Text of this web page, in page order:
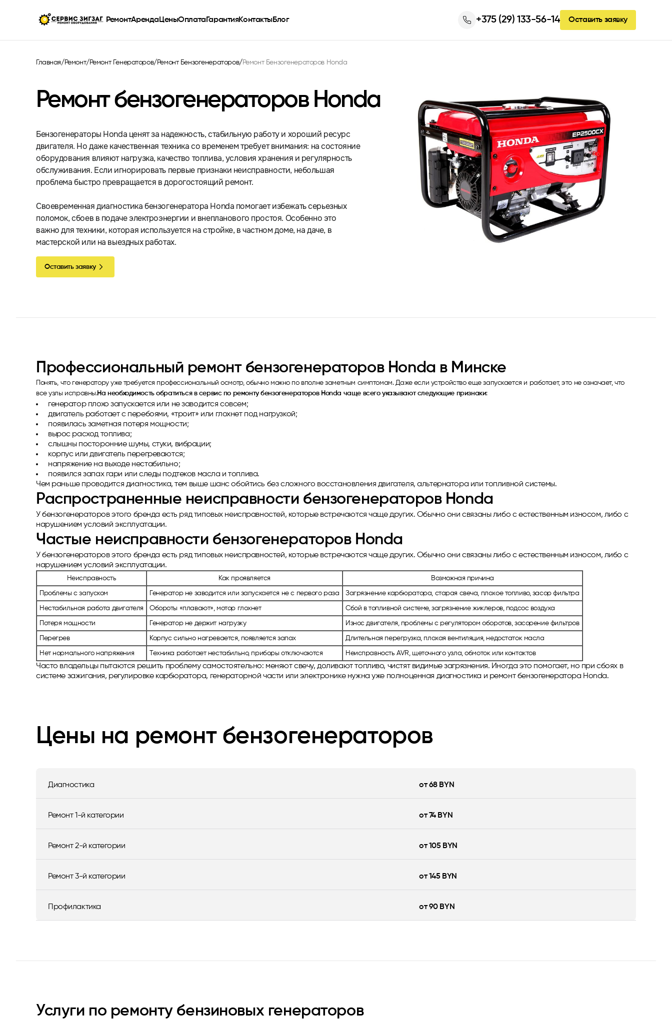
РемонтАренда ЦеныОплата ГарантияКонтактыБлог +375 (29) 133-56-14 Оставить заявку
Главная/ Ремонт/ Ремонт Генераторов/ Ремонт Бензогенераторов/ Ремонт Бензогенераторов Honda
Ремонт бензогенераторов Honda
Бензогенераторы Honda ценят за надежность, стабильную работу и хороший ресурс
двигателя. Но даже качественная техника со временем требует внимания: на состояние
оборудования влияют нагрузка, качество топлива, условия хранения и регулярность
обслуживания. Если игнорировать первые признаки неисправности, небольшая
проблема быстро превращается в дорогостоящий ремонт.
Своевременная диагностика бензогенератора Honda помогает избежать серьезных
поломок, сбоев в подаче электроэнергии и внепланового простоя. Особенно это
важно для техники, которая используется на стройке, в частном доме, на даче, в
мастерской или на выездных работах.
Оставить заявку
Профессиональный ремонт бензогенераторов Honda в Минске
Понять, что генератору уже требуется профессиональный осмотр, обычно можно по вполне заметным симптомам. Даже если устройство еще запускается и работает, это не означает, что
все узлы исправны.На необходимость обратиться в сервис по ремонту бензогенераторов Honda чаще всего указывают следующие признаки:
генератор плохо запускается или не заводится совсем;
двигатель работает с перебоями, «троит» или глохнет под нагрузкой;
появилась заметная потеря мощности;
вырос расход топлива;
слышны посторонние шумы, стуки, вибрации;
корпус или двигатель перегреваются;
напряжение на выходе нестабильно;
появился запах гари или следы подтеков масла и топлива.
Чем раньше проводится диагностика, тем выше шанс обойтись без сложного восстановления двигателя, альтернатора или топливной системы.
Распространенные неисправности бензогенераторов Honda
У бензогенераторов этого бренда есть ряд типовых неисправностей, которые встречаются чаще других. Обычно они связаны либо с естественным износом, либо с
нарушением условий эксплуатации.
Частые неисправности бензогенераторов Honda
У бензогенераторов этого бренда есть ряд типовых неисправностей, которые встречаются чаще других. Обычно они связаны либо с естественным износом, либо с
нарушением условий эксплуатации.
Неисправность Как проявляется Возможная причина
Проблемы с запуском Генератор не заводится или запускается не с первого раза Загрязнение карбюратора, старая свеча, плохое топливо, засор фильтра
Нестабильная работа двигателя Обороты «плавают», мотор глохнет Сбой в топливной системе, загрязнение жиклеров, подсос воздуха
Потеря мощности Генератор не держит нагрузку Износ двигателя, проблемы с регулятором оборотов, засорение фильтров
Перегрев Корпус сильно нагревается, появляется запах Длительная перегрузка, плохая вентиляция, недостаток масла
Нет нормального напряжения Техника работает нестабильно, приборы отключаются Неисправность AVR, щеточного узла, обмоток или контактов
Часто владельцы пытаются решить проблему самостоятельно: меняют свечу, доливают топливо, чистят видимые загрязнения. Иногда это помогает, но при сбоях в
системе зажигания, регулировке карбюратора, генераторной части или электронике нужна уже полноценная диагностика и ремонт бензогенератора Honda.
Цены на ремонт бензогенераторов
Диагностика от 68 BYN
Ремонт 1-й категории от 74 BYN
Ремонт 2-й категории от 105 BYN
Ремонт 3-й категории от 145 BYN
Профилактика от 90 BYN
Услуги по ремонту бензиновых генераторов